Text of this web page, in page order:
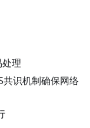
理
共识机制确保网络